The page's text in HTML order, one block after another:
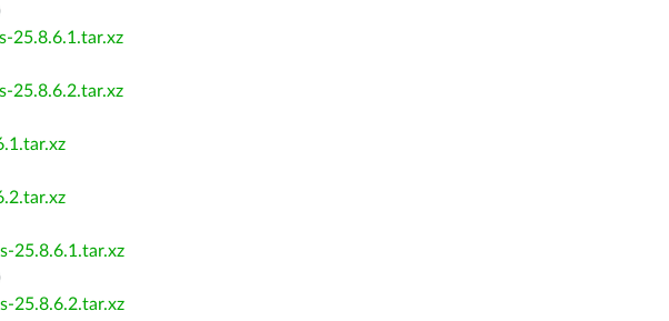
25.8.6.1.tar.xz
25.8.6.2.tar.xz
25.8.6.1.tar.xz
25.8.6.2.tar.xz